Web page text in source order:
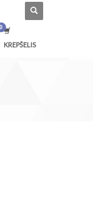
KREPŠELIS